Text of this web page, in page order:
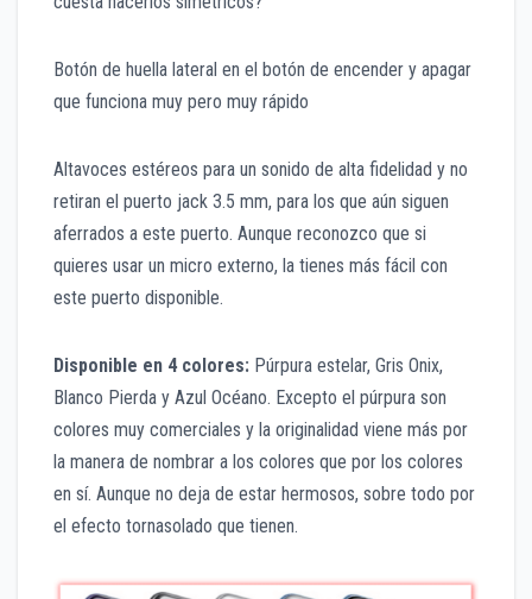
Botón de huella lateral en el botón de encender y apagar
que funciona muy pero muy rápido
Altavoces estéreos para un sonido de alta fidelidad y no
retiran el puerto jack 3.5 mm, para los que aún siguen
aferrados a este puerto. Aunque reconozco que si
quieres usar un micro externo, la tienes más fácil con
este puerto disponible.
Disponible en 4 colores: Púrpura estelar, Gris Onix,
Blanco Pierda y Azul Océano. Excepto el púrpura son
colores muy comerciales y la originalidad viene más por
la manera de nombrar a los colores que por los colores
en sí. Aunque no deja de estar hermosos, sobre todo por
el efecto tornasolado que tienen.